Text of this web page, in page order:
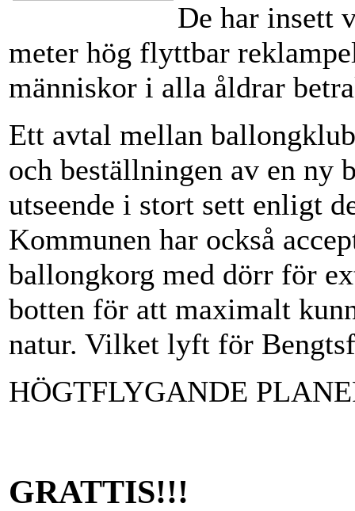
De har insett
meter hög flyttbar
människor i alla åldrar
Ett avtal mellan
och beställningen av en ny
utseende i stort sett enligt
Kommunen har också
ballongkorg med dörr för
botten för att maximalt
natur. Vilket lyft för
HÖGTFLYGANDE
GRATTIS!!!